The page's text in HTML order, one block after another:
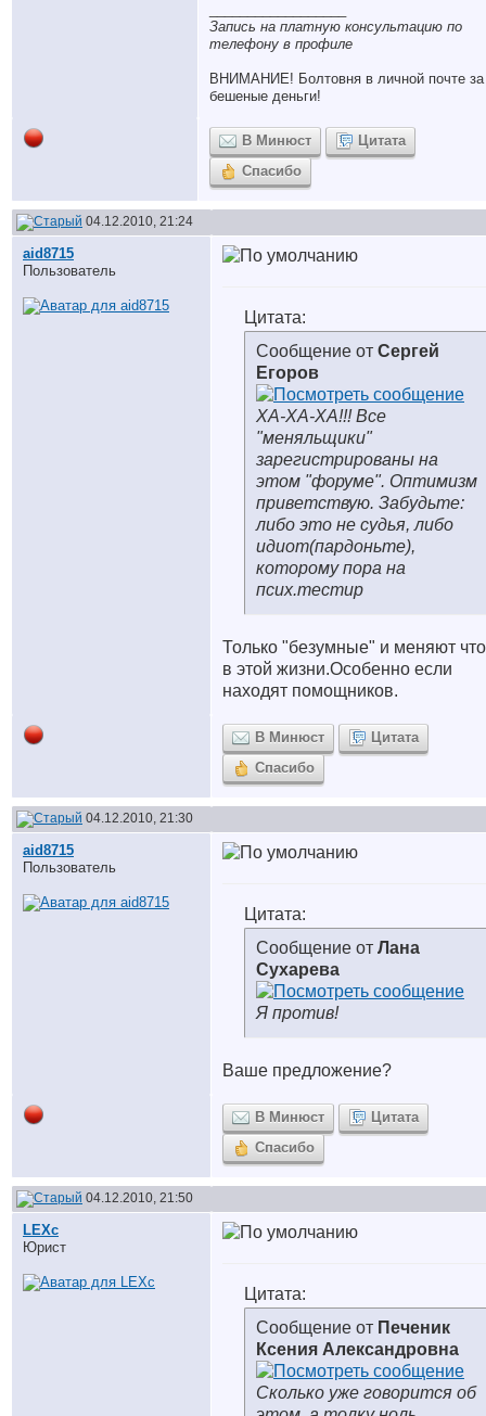
Запись на платную консультацию по
телефону в профиле
ВНИМАНИЕ! Болтовня в личной почте за
бешеные деньги!
В Минюст
Цитата
Спасибо
04.12.2010, 21:24
aid8715
Пользователь
Цитата:
Сообщение от Сергей
Егоров
ХА-ХА-ХА!!! Все
"меняльщики"
зарегистрированы на
этом "форуме". Оптимизм
приветствую. Забудьте:
либо это не судья, либо
идиот(пардоньте),
которому пора на
псих.тестир
Только "безумные" и меняют
в этой жизни.Особенно если
находят помощников.
В Минюст
Цитата
Спасибо
04.12.2010, 21:30
aid8715
Пользователь
Цитата:
Сообщение от Лана
Сухарева
Я против!
Ваше предложение?
В Минюст
Цитата
Спасибо
04.12.2010, 21:50
LEXc
Юрист
Цитата:
Сообщение от Печеник
Ксения Александровна
Сколько уже говорится об